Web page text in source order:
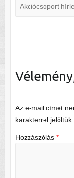
Akciócsoport
Az e-mail címet
karakterrel jelöltük
Hozzászólás *